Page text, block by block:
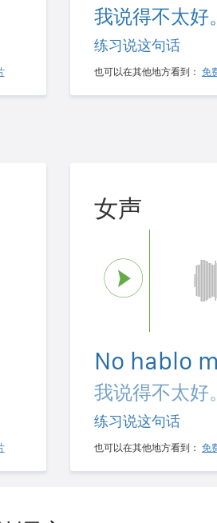
我说得不太好。
练习说这句话
也可以在其他地方看到： 免
女声
No hablo
我说得不太好。
练习说这句话
也可以在其他地方看到： 免